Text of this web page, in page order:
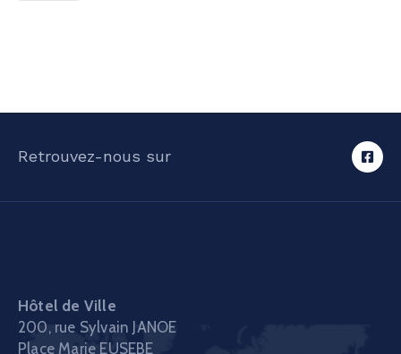
Retrouvez-nous sur
Hôtel de Ville
200, rue Sylvain JANOE
Place Marie EUSEBE